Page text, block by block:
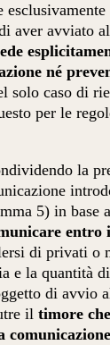
aver avviato
né
solo caso di
per le
la
5) in base
entro
di privati o
e la quantità
di avvio
iltimore